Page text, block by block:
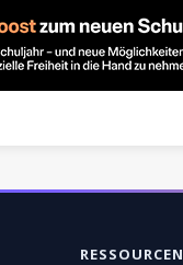
RESSOURCEN